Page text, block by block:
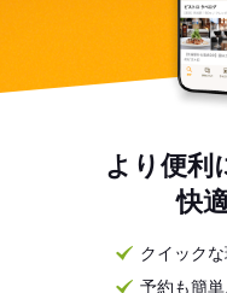
より便利
快
クイック
予約も簡